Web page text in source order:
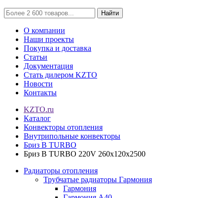
Найти
О компании
Наши проекты
Покупка и доставка
Статьи
Документация
Стать дилером KZTO
Новости
Контакты
KZTO.ru
Каталог
Конвекторы отопления
Внутрипольные конвекторы
Бриз В TURBO
Бриз В TURBO 220V 260х120х2500
Радиаторы отопления
Трубчатые радиаторы Гармония
Гармония